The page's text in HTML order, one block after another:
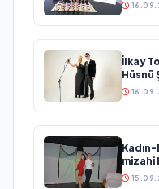
İlkay
Hüsnü
mizahi